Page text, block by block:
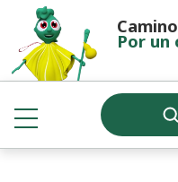
Pasar al contenido principal
Por un